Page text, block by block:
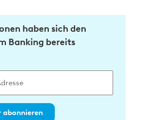
haben sich den
Banking bereits
abonnieren